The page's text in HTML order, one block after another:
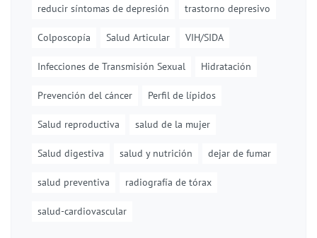
reducir síntomas de depresión trastorno depresivo
Colposcopía Salud Articular VIH/SIDA
Infecciones de Transmisión Sexual Hidratación
Prevención del cáncer Perfil de lípidos
Salud reproductiva salud de la mujer
Salud digestiva salud y nutrición dejar de fumar
salud preventiva radiografía de tórax
salud-cardiovascular